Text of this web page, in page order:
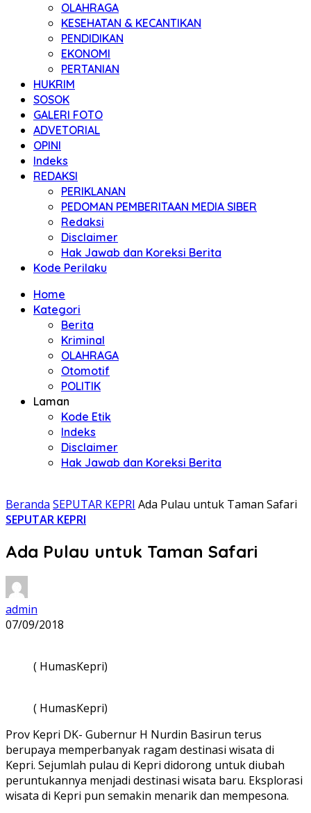
OLAHRAGA
KESEHATAN & KECANTIKAN
PENDIDIKAN
EKONOMI
PERTANIAN
HUKRIM
SOSOK
GALERI FOTO
ADVETORIAL
OPINI
Indeks
REDAKSI
PERIKLANAN
PEDOMAN PEMBERITAAN MEDIA SIBER
Redaksi
Disclaimer
Hak Jawab dan Koreksi Berita
Kode Perilaku
Home
Kategori
Berita
Kriminal
OLAHRAGA
Otomotif
POLITIK
Laman
Kode Etik
Indeks
Disclaimer
Hak Jawab dan Koreksi Berita
Beranda SEPUTAR KEPRI Ada Pulau untuk Taman Safari
SEPUTAR KEPRI
Ada Pulau untuk Taman Safari
admin
07/09/2018
( HumasKepri)
( HumasKepri)
Prov Kepri DK- Gubernur H Nurdin Basirun terus
berupaya memperbanyak ragam destinasi wisata di
Kepri. Sejumlah pulau di Kepri didorong untuk diubah
peruntukannya menjadi destinasi wisata baru. Eksplorasi
wisata di Kepri pun semakin menarik dan mempesona.